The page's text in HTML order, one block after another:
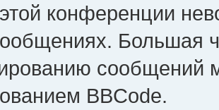
конференции
Большая
сообщений
BBCode.